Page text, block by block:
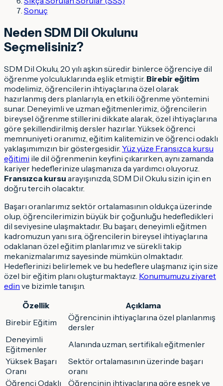
Sonuç
Neden SDM Dil Okulunu
Seçmelisiniz?
SDM Dil Okulu, 20 yılı aşkın süredir binlerce öğrenciye dil
öğrenme yolculuklarında eşlik etmiştir. Birebir eğitim
modelimiz, öğrencilerin ihtiyaçlarına özel olarak
hazırlanmış ders planlarıyla, en etkili öğrenme yöntemini
sunar. Deneyimli ve uzman eğitmenlerimiz, öğrencilerin
bireysel öğrenme stillerini dikkate alarak, özel ihtiyaçlarına
göre şekillendirilmiş dersler hazırlar. Yüksek öğrenci
memnuniyeti oranımız, eğitim kalitemizin ve öğrenci odaklı
yaklaşımımızın bir göstergesidir. Yüz yüze Fransızca kursu
eğitimi ile dil öğrenmenin keyfini çıkarırken, aynı zamanda
kariyer hedeflerinize ulaşmanıza da yardımcı oluyoruz.
Fransızca kursu arayışınızda, SDM Dil Okulu sizin için en
doğru tercih olacaktır.
Başarı oranlarımız sektör ortalamasının oldukça üzerinde
olup, öğrencilerimizin büyük bir çoğunluğu hedefledikleri
dil seviyesine ulaşmaktadır. Bu başarı, deneyimli eğitmen
kadromuzun yanı sıra, öğrencilerin bireysel ihtiyaçlarına
odaklanan özel eğitim planlarımız ve sürekli takip
mekanizmalarımız sayesinde mümkün olmaktadır.
Hedeflerinizi belirlemek ve bu hedeflere ulaşmanız için size
özel bir eğitim planı oluşturmaktayız. Konumumuzu ziyaret
edin ve bizimle tanışın.
Özellik
Açıklama
Birebir Eğitim
Öğrencinin ihtiyaçlarına özel planlanmış
dersler
Deneyimli
Eğitmenler
Alanında uzman, sertifikalı eğitmenler
Yüksek Başarı
Oranı
Sektör ortalamasının üzerinde başarı
oranı
Öğrenci Odaklı
Öğrencinin ihtiyaçlarına göre esnek ve